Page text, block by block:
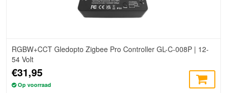
RGBW+CCT Gledopto Zigbee Pro Controller GL-C-008P | 12-
54 Volt
€31,95
Op voorraad